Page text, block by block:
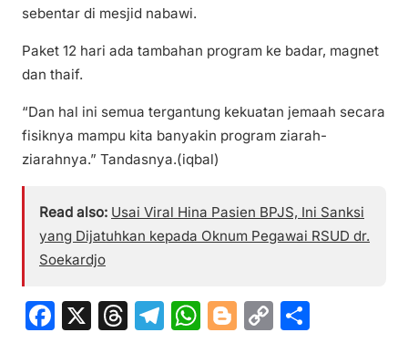
sebentar di mesjid nabawi.
Paket 12 hari ada tambahan program ke badar, magnet
dan thaif.
“Dan hal ini semua tergantung kekuatan jemaah secara
fisiknya mampu kita banyakin program ziarah-
ziarahnya.” Tandasnya.(iqbal)
Read also: Usai Viral Hina Pasien BPJS, Ini Sanksi
yang Dijatuhkan kepada Oknum Pegawai RSUD dr.
Soekardjo
F
X
T
T
W Bl C